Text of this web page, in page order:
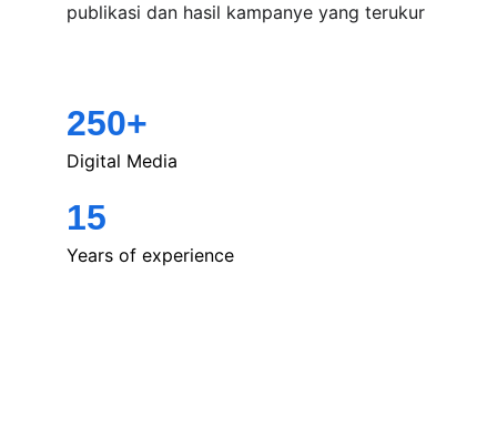
publikasi dan hasil kampanye yang terukur
250+
15
Years of experience
Digital Media